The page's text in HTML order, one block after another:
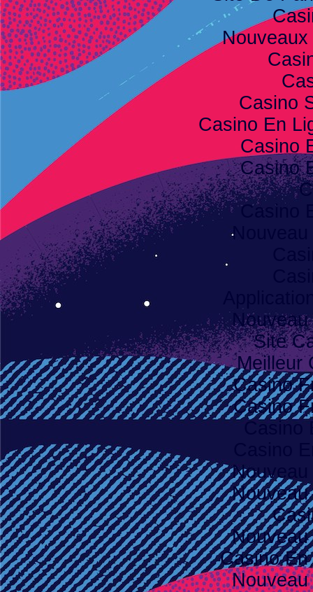
Casino
Casino En
Casino
Casino
Casino
Site
Meilleur
Casino
Casino
Casino
Casino